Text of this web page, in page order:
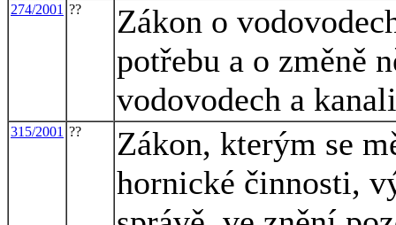
274/2001 ??
Zákon o
potřebu a o změně
vodovodech a
315/2001 ??
Zákon, kterým se
hornické činnosti,